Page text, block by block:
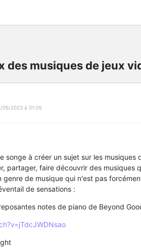
des musiques de jeux
05/2023 à 01:05
songe à créer un sujet sur les
partager, faire découvrir des musiques
genre de musique qui n'est pas
de sensations :
notes de piano de Beyond